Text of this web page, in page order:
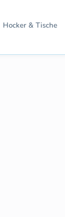
Hocker & Tische